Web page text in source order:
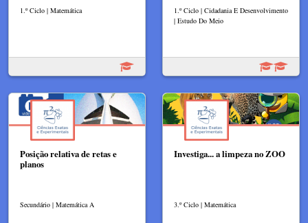
1.º Ciclo | Matemática
1.º Ciclo | Cidadania E Desenvolvimento
| Estudo Do Meio
Posição relativa de retas e
planos
Secundário | Matemática A
Investiga... a limpeza no ZOO
3.º Ciclo | Matemática